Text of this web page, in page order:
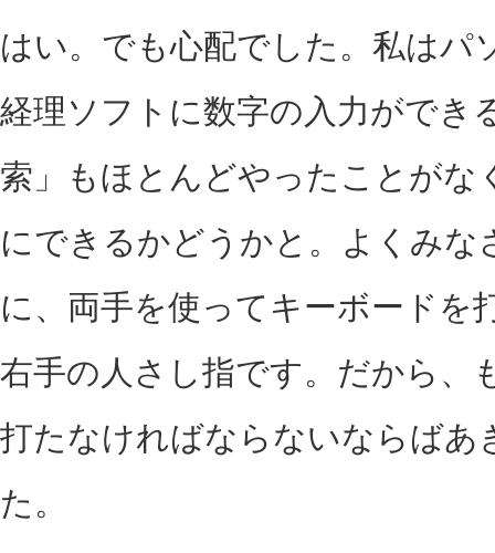
はい。でも心配でした。私はパ
経理ソフトに数字の入力ができ
索」もほとんどやったことがな
にできるかどうかと。よくみな
に、両手を使ってキーボードを
右手の人さし指です。だから、
打たなければならないならばあ
た。